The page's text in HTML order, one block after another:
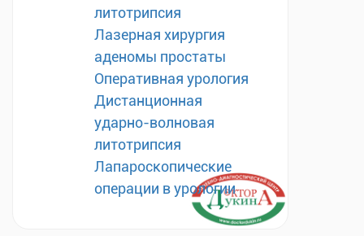
литотрипсия
Лазерная хирургия
аденомы простаты
Оперативная урология
Дистанционная
ударно-волновая
литотрипсия
Лапароскопические
операции в урологии